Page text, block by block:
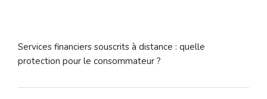
Services financiers souscrits à distance : quelle
protection pour le consommateur ?